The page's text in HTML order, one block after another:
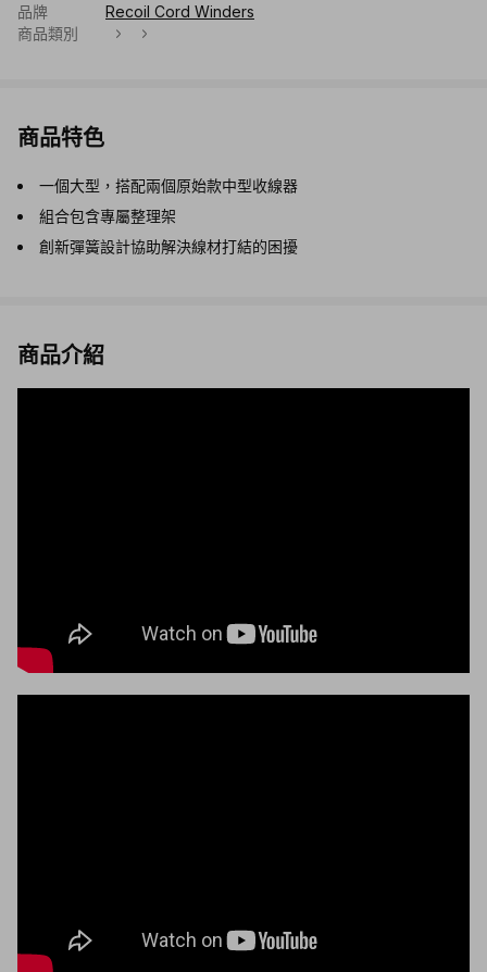
品牌
Recoil Cord Winders
商品類別
商品特色
一個大型，搭配兩個原始款中型收線器
組合包含專屬整理架
創新彈簧設計協助解決線材打結的困擾
商品介紹